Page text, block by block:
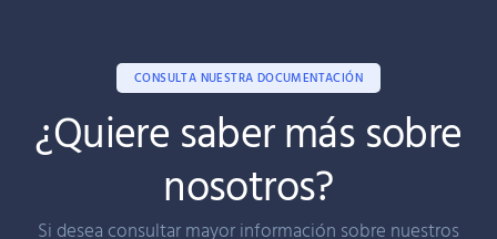
CONSULTA NUESTRA DOCUMENTACIÓN
¿Quiere saber más sobre
nosotros?
Si desea consultar mayor información sobre nuestros